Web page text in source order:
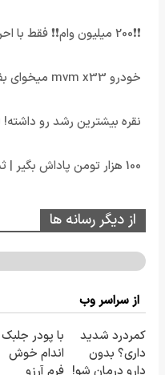
❗❗200 میلیون وام❗❗ فقط با احراز هویت
خودرو mvm x33 میخوای بفروشی؟ اینجا به سرعت فروش میره
نقره بیشترین رشد رو
100 هزار تومن پاداش بگیر | ثبت نام کن
از دیگر رسانه ها
از سراسر وب
کمردرد شدید
داری؟ بدون
با پودر جلبک
اندام خوش